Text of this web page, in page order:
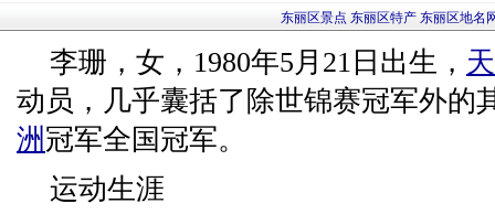
东丽区景点 东丽区特产 东丽区地名
李珊，女，1980年5月21日出生，
动员，几乎囊括了除世锦赛冠军外的
洲冠军全国冠军。
运动生涯